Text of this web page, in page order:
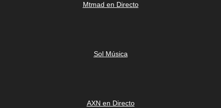
Mtmad en Directo
Sol Música
AXN en Directo